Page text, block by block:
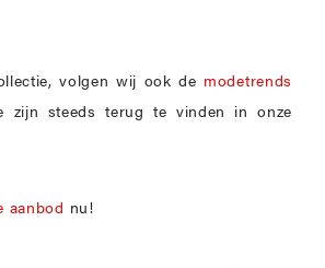
volgen wij ook de modetrends
zijn steeds terug te vinden in onze
aanbod nu!